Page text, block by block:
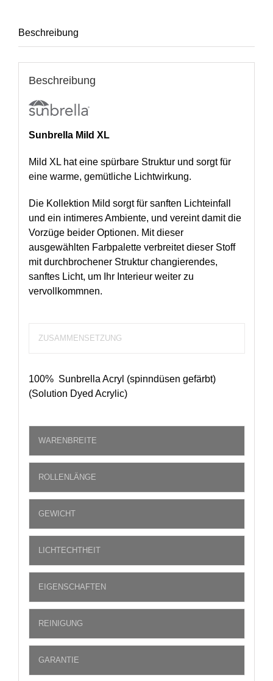
Beschreibung
Beschreibung
Sunbrella Mild XL
Mild XL hat eine spürbare Struktur und sorgt für
eine warme, gemütliche Lichtwirkung.
Die Kollektion Mild sorgt für sanften Lichteinfall
und ein intimeres Ambiente, und vereint damit die
Vorzüge beider Optionen. Mit dieser
ausgewählten Farbpalette verbreitet dieser Stoff
mit durchbrochener Struktur changierendes,
sanftes Licht, um Ihr Interieur weiter zu
vervollkommnen.
ZUSAMMENSETZUNG
100% Sunbrella Acryl (spinndüsen gefärbt)
(Solution Dyed Acrylic)
WARENBREITE
ROLLENLÄNGE
GEWICHT
LICHTECHTHEIT
EIGENSCHAFTEN
REINIGUNG
GARANTIE